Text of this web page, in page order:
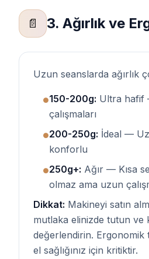
📄 3. Ağırlık ve
Uzun seanslarda ağırlık
●150-200g: Ultra hafif
çalışmaları
●200-250g: İdeal —
konforlu
●250g+: Ağır — Kısa
olmaz ama uzun
Dikkat: Makineyi satın
mutlaka elinizde tutun ve
değerlendirin. Ergonomik
el sağlığınız için kritiktir.